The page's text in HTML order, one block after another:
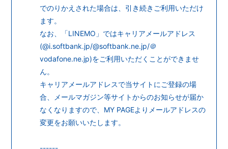
でのりかえされた場合は、引き続きご利用いただけ
ます。
なお、「LINEMO」ではキャリアメールアドレス
(@i.softbank.jp/@softbank.ne.jp/＠
vodafone.ne.jp)をご利用いただくことができませ
ん。
キャリアメールアドレスで当サイトにご登録の場
合、メールマガジン等サイトからのお知らせが届か
なくなりますので、MY PAGEよりメールアドレスの
変更をお願いいたします。